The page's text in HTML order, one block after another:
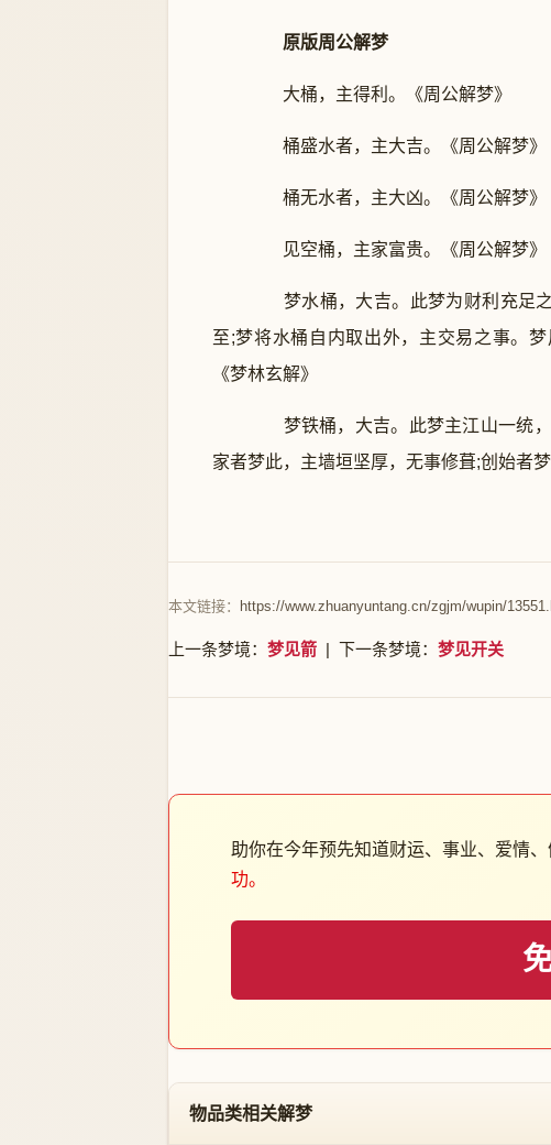
原版周公解梦
大桶，主得利。《周公解梦》
桶盛水者，主大吉。《周公解梦》
桶无水者，主大凶。《周公解梦》
见空桶，主家富贵。《周公解梦》
梦水桶，大吉。此梦为财利充足之
至;梦将水桶自内取出外，主交易之事。
《梦林玄解》
梦铁桶，大吉。此梦主江山一统，
家者梦此，主墙垣坚厚，无事修葺;创始者
本文链接： https://www.zhuanyuntang.cn/zgjm/wupin/
上一条梦境： 梦见箭 | 下一条梦境： 梦见开关
助你在今年预先知道财运、事业、爱情、
功。
物品类相关解梦